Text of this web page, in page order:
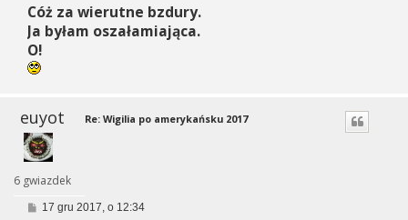
t
Cóż za wierutne bzdury.
Ja byłam oszałamiająca.
O!
euyot
6 gwiazdek
Re: Wigilia po amerykańsku 2017
P17 gru 2017, o 12:34